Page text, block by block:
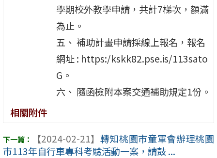
學期校外教學申請，共計7梯次，額滿
為止。
五、 補助計畫申請採線上報名，報名
網址 : https:/kskk82.pse.is/113sato
G。
六、 隨函檢附本案交通補助規定1份。
相關附件
【2024-02-21】 轉知桃園市童軍會辦理桃園
市113年自行車專科考驗活動一案，請鼓 ...